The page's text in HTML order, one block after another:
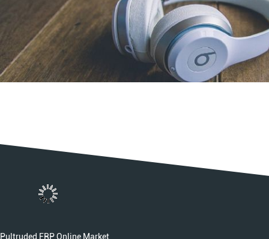
Pultruded FRP Online Market